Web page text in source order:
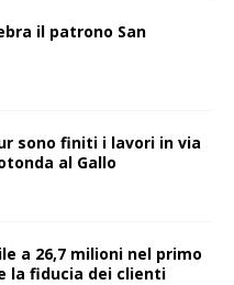
il patrono San
sono finiti i lavori in via
al Gallo
a 26,7 milioni nel primo
la fiducia dei clienti